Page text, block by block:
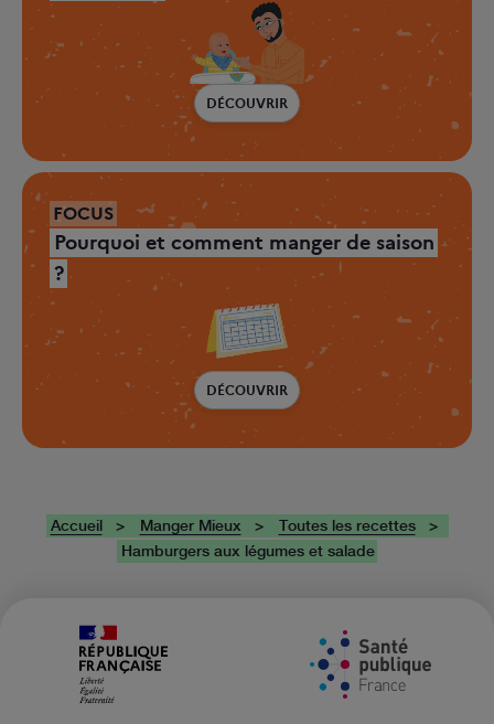
DÉCOUVRIR
FOCUS
Pourquoi et comment manger de saison
?
DÉCOUVRIR
Accueil Manger Mieux
Toutes les recettes
Hamburgers aux légumes et salade